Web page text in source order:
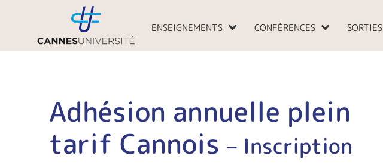
ENSEIGNEMENTS CONFÉRENCES SORTIES
Adhésion annuelle plein
tarif Cannois – Inscription